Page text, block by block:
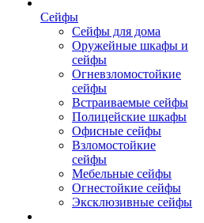
Сейфы
Сейфы для дома
Оружейные шкафы и
сейфы
Огневзломостойкие
сейфы
Встраиваемые сейфы
Полицейские шкафы
Офисные сейфы
Взломостойкие
сейфы
Мебельные сейфы
Огнестойкие сейфы
Эксклюзивные сейфы